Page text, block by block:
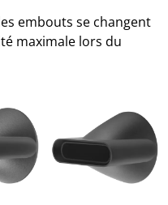
embouts se changent
maximale lors du